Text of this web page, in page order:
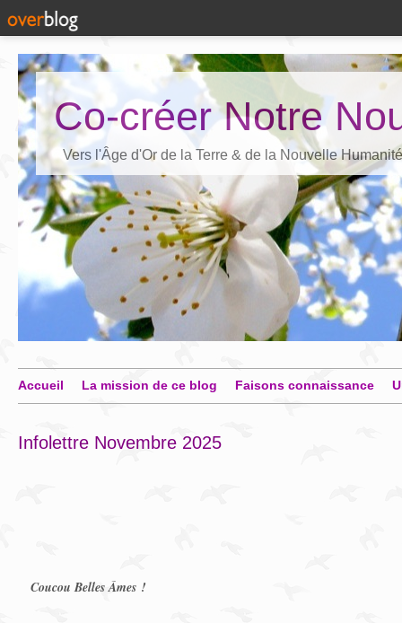
Co-créer Notre
Vers l'Âge d'Or de la Terre & de la Nouvelle Humanité
Accueil La mission de ce blog Faisons connaissance
Infolettre Novembre 2025
Coucou Belles Âmes !